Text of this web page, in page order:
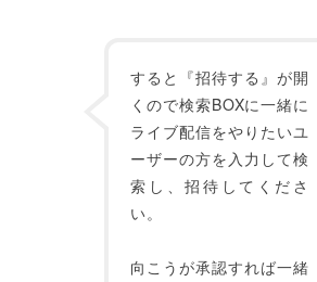
すると『招待する』が開
くので検索BOXに一緒に
ライブ配信をやりたいユ
ーザーの方を入力して検
索し、招待してくださ
い。
向こうが承認すれば一緒